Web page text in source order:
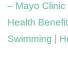
– Mayo Clinic
Health
Swimming |